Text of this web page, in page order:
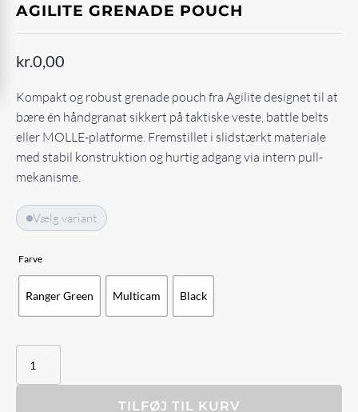
AGILITE GRENADE POUCH
kr.0,00
Kompakt og robust grenade pouch fra Agilite designet til at
bære én håndgranat sikkert på taktiske veste, battle belts
eller MOLLE-platforme. Fremstillet i slidstærkt materiale
med stabil konstruktion og hurtig adgang via intern pull-
mekanisme.
Vælg variant
Farve
Ranger Green Multicam Black
Agilite
Pouch
TILFØJ TIL KURV